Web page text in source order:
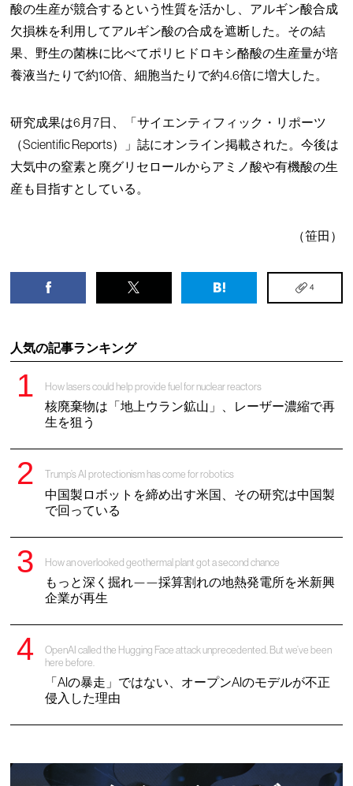
酸の生産が競合するという性質を活かし、アルギン酸合成
欠損株を利用してアルギン酸の合成を遮断した。その結
果、野生の菌株に比べてポリヒドロキシ酪酸の生産量が培
養液当たりで約10倍、細胞当たりで約4.6倍に増大した。
研究成果は6月7日、「サイエンティフィック・リポーツ
（Scientific Reports）」誌にオンライン掲載された。今後は
大気中の窒素と廃グリセロールからアミノ酸や有機酸の生
産も目指すとしている。
（笹田）
4
人気の記事ランキング
How lasers could help provide fuel for nuclear reactors
核廃棄物は「地上ウラン鉱山」、レーザー濃縮で再
生を狙う
Trump’s AI protectionism has come for robotics
中国製ロボットを締め出す米国、その研究は中国製
で回っている
How an overlooked geothermal plant got a second chance
もっと深く掘れ——採算割れの地熱発電所を米新興
企業が再生
OpenAI called the Hugging Face attack unprecedented. But we’ve been
here before.
「AIの暴走」ではない、オープンAIのモデルが不正
侵入した理由